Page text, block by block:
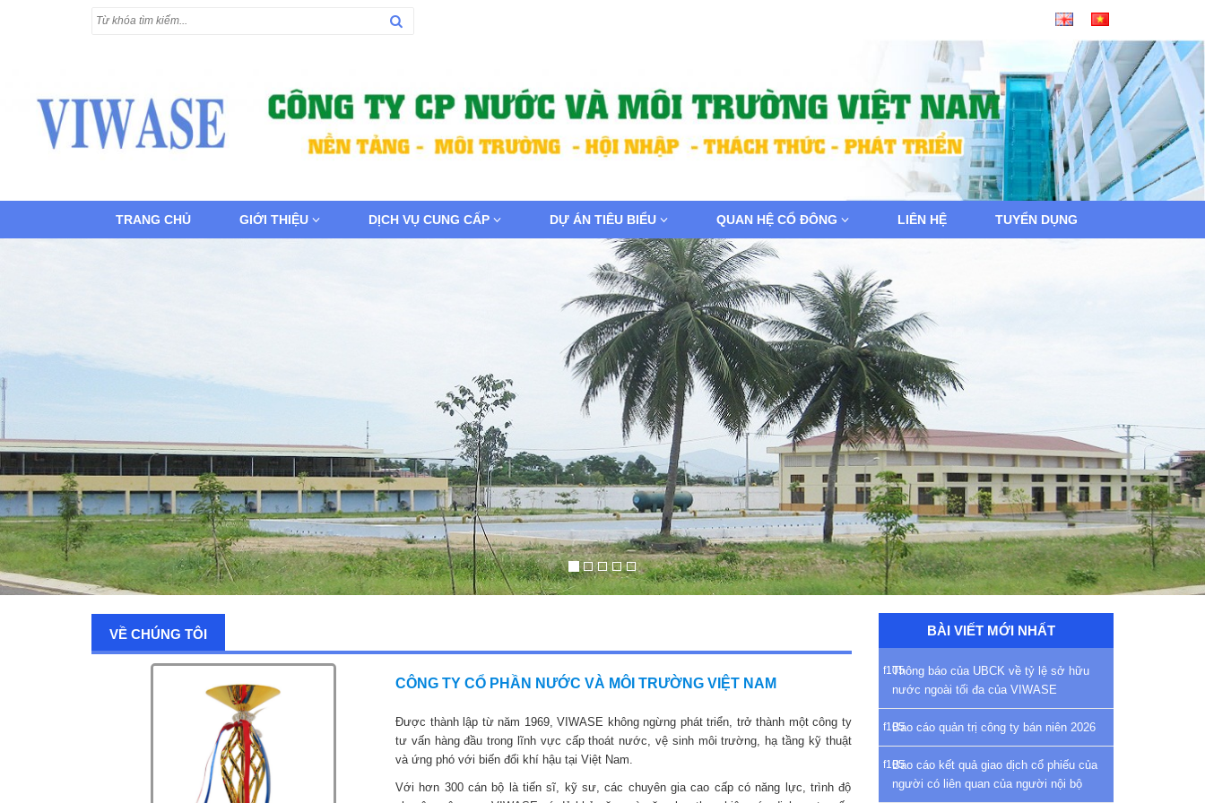
TRANG CHỦ GIỚI THIỆU DỊCH VỤ CUNG CẤP DỰ ÁN TIÊU BIỂU QUAN HỆ CỔ ĐÔNG LIÊN HỆ TUYỂN DỤNG
VỀ CHÚNG TÔI
CÔNG TY CỔ PHẦN NƯỚC VÀ MÔI TRƯỜNG VIỆT NAM
Được thành lập từ năm 1969, VIWASE không ngừng phát triển, trở thành một công ty
tư vấn hàng đầu trong lĩnh vực cấp thoát nước, vệ sinh môi trường, hạ tầng kỹ thuật
và ứng phó với biến đổi khí hậu tại Việt Nam.
Với hơn 300 cán bộ là tiến sĩ, kỹ sư, các chuyên gia cao cấp có năng lực, trình độ
BÀI VIẾT MỚI NHẤT
Thông báo của UBCK về tỷ lệ sở hữu
nước ngoài tối đa của VIWASE
Báo cáo quản trị công ty bán niên 2026
Báo cáo kết quả giao dịch cổ phiếu của
người có liên quan của người nội bộ